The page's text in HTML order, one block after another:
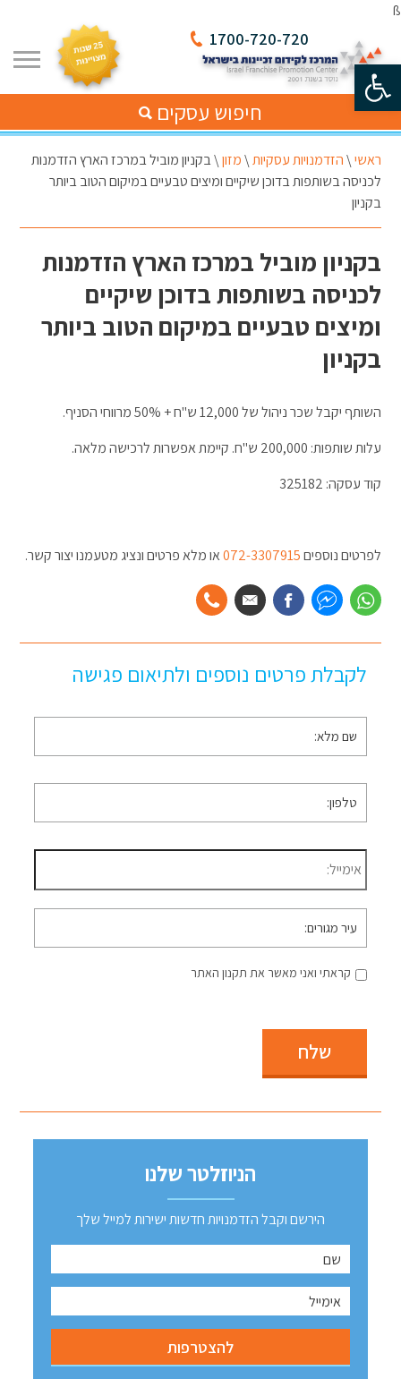
פתח סרגל נגישות
ß
1700-720-720
חיפוש עסקים
ראשי\הזדמנויות עסקיות\מזון\בקניון מוביל במרכז הארץ הזדמנות
לכניסה בשותפות בדוכן שיקיים ומיצים טבעיים במיקום הטוב ביותר
בקניון
בקניון מוביל במרכז הארץ הזדמנות
לכניסה בשותפות בדוכן שיקיים
ומיצים טבעיים במיקום הטוב ביותר
בקניון
השותף יקבל שכר ניהול של 12,000 ש"ח + 50% מרווחי הסניף.
עלות שותפות: 200,000 ש"ח. קיימת אפשרות לרכישה מלאה.
קוד עסקה: 325182
לפרטים נוספים072-3307915או מלא פרטים ונציג מטעמנו יצור קשר.
לקבלת פרטים נוספים ולתיאום פגישה
שם
מלא *
טלפון *
דוא״ל *
עיר
מגורים
קראתי ואני מאשר את תקנון האתר
שלח
הניוזלטר שלנו
הירשם וקבל הזדמנויות חדשות ישירות למייל שלך